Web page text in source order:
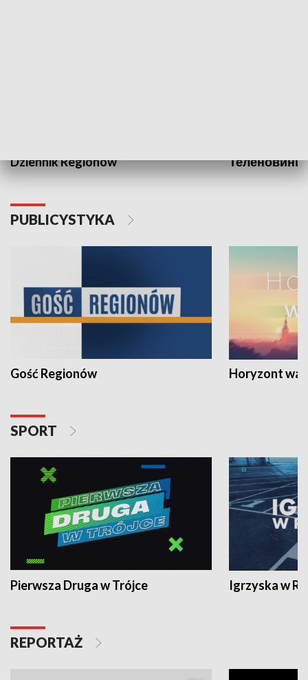
Dziennik Regionów Теленовини
PUBLICYSTYKA
Gość Regionów Horyzont
SPORT
Pierwsza Druga w Trójce Igrzyska w
REPORTAŻ